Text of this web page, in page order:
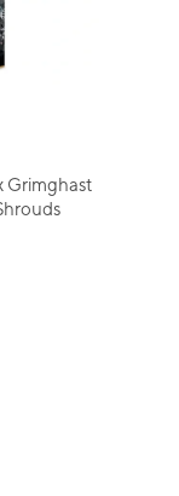
Grimghast